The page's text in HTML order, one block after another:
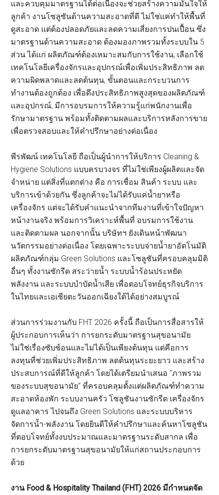
และควบคุมมาตรฐานได้ต่อเนื่องจะช่วยสร้างความมั่นใจให้
ลูกค้า งานโซลูซันด้านความสะอาดที่ดี ไม่ใช่แค่ทำให้พื้นที่
ดูสะอาด แต่ต้องปลอดภัยและลดความเสี่ยงการปนเปื้อน ซึ่ง
มาตรฐานด้านความสะอาด ต้องมองภาพรวมทั้งระบบใน 5
ส่วน ได้แก่ ผลิตภัณฑ์ต้องเหมาะสมกับการใช้งาน, เลือกใช้
เทคโนโลยีเครื่องจักรและอุปกรณ์เพื่อเพิ่มประสิทธิภาพ ลด
ความผิดพลาดและลดต้นทุน, ขั้นตอนและกระบวนการ
ทำงานต้องถูกต้อง เพื่อดึงประสิทธิภาพสูงสุดของผลิตภัณฑ์
และอุปกรณ์, มีการอบรมการให้ความรู้แก่พนักงานเพื่อ
รักษามาตรฐาน พร้อมทั้งติดตามผลและบริการหลังการขาย
เพื่อตรวจสอบและให้คำปรึกษาอย่างต่อเนื่อง
พีรพัฒน์ เทคโนโลยี ถือเป็นผู้นำการให้บริการ Cleaning &
Hygiene Solutions แบบครบวงจร ที่ไม่ใช่เพียงผู้ผลิตและจัด
จำหน่าย แต่สิ่งที่แตกต่าง คือ การเชื่อม สินค้า ระบบ และ
บริการเข้าด้วยกัน ซึ่งลูกค้าจะไม่ได้รับแค่น้ำยาหรือ
เครื่องจักร แต่จะได้รับคำแนะนำจากทีมงานที่เข้าใจปัญหา
หน้างานจริง พร้อมการวิเคราะห์พื้นที่ อบรมการใช้งาน
และติดตามผล นอกจากนั้น บริษัทฯ ยังเดินหน้าพัฒนา
นวัตกรรมอย่างต่อเนื่อง โดยเฉพาะระบบจ่ายน้ำยาอัตโนมัติ
ผลิตภัณฑ์กลุ่ม Green Solutions และโซลูชันที่ครอบคลุมมิติ
อื่นๆ ทั้งงานซักรีด สระว่ายน้ำ ระบบน้ำร้อนประหยัด
พลังงาน และระบบบำบัดน้ำเสีย เพื่อตอบโจทย์ธุรกิจบริการ
ในไทยและเอเชียตะวันออกเฉียงใต้ได้อย่างสมบูรณ์
ส่วนการร่วมงานกับ FHT 2026 ครั้งนี้ ถือเป็นการสื่อสารให้
ผู้ประกอบการเห็นว่า การยกระดับมาตรฐานสุขอนามัย
ไม่ใช่เรื่องซับซ้อนและไม่ได้เป็นเพียงต้นทุน แต่คือการ
ลงทุนที่ช่วยเพิ่มประสิทธิภาพ ลดต้นทุนระยะยาว และสร้าง
ประสบการณ์ที่ดีให้ลูกค้า โดยได้เตรียมนำเสนอ “ภาพรวม
ของระบบสุขอนามัย” ที่ครอบคลุมตั้งแต่ผลิตภัณฑ์ทำความ
สะอาดห้องพัก ระบบงานครัว โซลูชันงานซักรีด เครื่องจักร
ดูแลอาคาร ไปจนถึง Green Solutions และระบบบริหาร
จัดการน้ำ-พลังงาน โดยยินดีให้คำปรึกษาและค้นหาโซลูชัน
ที่ตอบโจทย์ทั้งงบประมาณและมาตรฐานระดับสากล เพื่อ
การยกระดับมาตรฐานสุขอนามัยให้แก่สถานประกอบการ
ด้วย
งาน Food & Hospitality Thailand (FHT) 2026 มีกำหนดจัด